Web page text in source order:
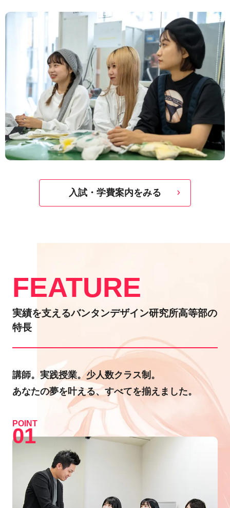
入試・学費案内をみる
FEATURE
実績を支えるバンタンデザイン研究所高等部の
特長
講師。実践授業。少人数クラス制。
あなたの夢を叶える、すべてを揃えました。
POINT
01